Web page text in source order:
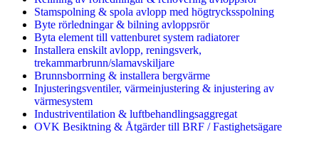
Stamspolning & spola avlopp med högtrycksspolning
Byte rörledningar & bilning avloppsrör
Byta element till vattenburet system radiatorer
Installera enskilt avlopp, reningsverk,
trekammarbrunn/slamavskiljare
Brunnsborrning & installera bergvärme
Injusteringsventiler, värmeinjustering & injustering av
värmesystem
Industriventilation & luftbehandlingsaggregat
OVK Besiktning & Åtgärder till BRF / Fastighetsägare